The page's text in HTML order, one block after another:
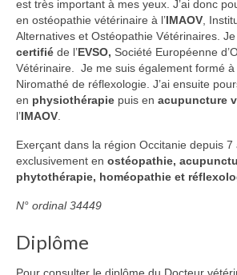
est très important à mes yeux. J’ai donc
en ostéopathie vétérinaire à l’IMAOV ,
Alternatives et Ostéopathie Vétérinaires.
certifié de l’EVSO, Société Européenne
Vétérinaire. Je me suis également formé à
Niromathé de réflexologie. J’ai ensuite
en physiothérapie puis en acupuncture
l’IMAOV
Exerçant dans la région Occitanie depuis 7
exclusivement en ostéopathie,
phytothérapie, homéopathie et
N° ordinal 34449
Diplôme